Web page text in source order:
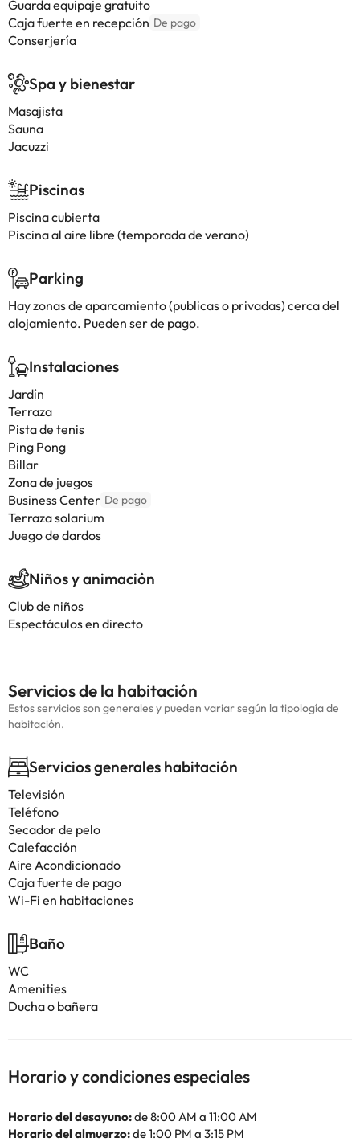
Guarda equipaje gratuito
Caja fuerte en recepción De pago
Conserjería
Spa y bienestar
Masajista
Sauna
Jacuzzi
Piscinas
Piscina cubierta
Piscina al aire libre (temporada de verano)
Parking
Hay zonas de aparcamiento (publicas o privadas) cerca del
alojamiento. Pueden ser de pago.
Instalaciones
Jardín
Terraza
Pista de tenis
Ping Pong
Billar
Zona de juegos
Business Center De pago
Terraza solarium
Juego de dardos
Niños y animación
Club de niños
Espectáculos en directo
Servicios de la habitación
Estos servicios son generales y pueden variar según la tipología de
habitación.
Servicios generales habitación
Televisión
Teléfono
Secador de pelo
Calefacción
Aire Acondicionado
Caja fuerte de pago
Wi-Fi en habitaciones
Baño
WC
Amenities
Ducha o bañera
Horario y condiciones especiales
Horario del desayuno:de 8:00 AM a 11:00 AM
Horario del almuerzo:de 1:00 PM a 3:15 PM